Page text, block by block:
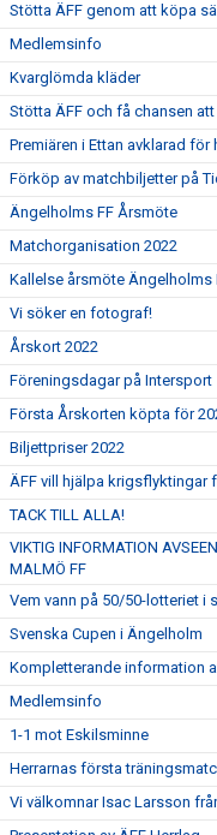
Stötta ÄFF genom att köpa
Medlemsinfo
Kvarglömda kläder
Stötta ÄFF och få chansen
Premiären i Ettan avklarad för
Förköp av matchbiljetter på
Ängelholms FF Årsmöte
Matchorganisation 2022
Kallelse årsmöte Ängelholms
Vi söker en fotograf!
Årskort 2022
Föreningsdagar på Intersport
Första Årskorten köpta för
Biljettpriser 2022
ÄFF vill hjälpa krigsflyktingar
TACK TILL ALLA!
VIKTIG INFORMATION
MALMÖ FF
Vem vann på 50/50-lotteriet i
Svenska Cupen i Ängelholm
Kompletterande information
Medlemsinfo
1-1 mot Eskilsminne
Herrarnas första
Vi välkomnar Isac Larsson